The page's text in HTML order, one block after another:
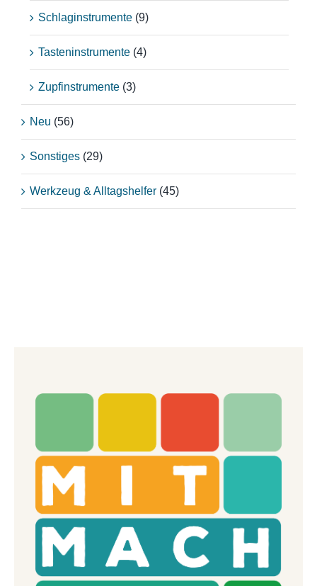
Schlaginstrumente (9)
Tasteninstrumente (4)
Zupfinstrumente (3)
Neu (56)
Sonstiges (29)
Werkzeug & Alltagshelfer (45)